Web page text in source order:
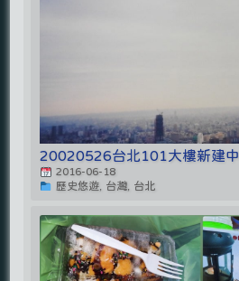
20020526台北101大樓新建中
2016-06-18
歷史悠遊, 台灣, 台北